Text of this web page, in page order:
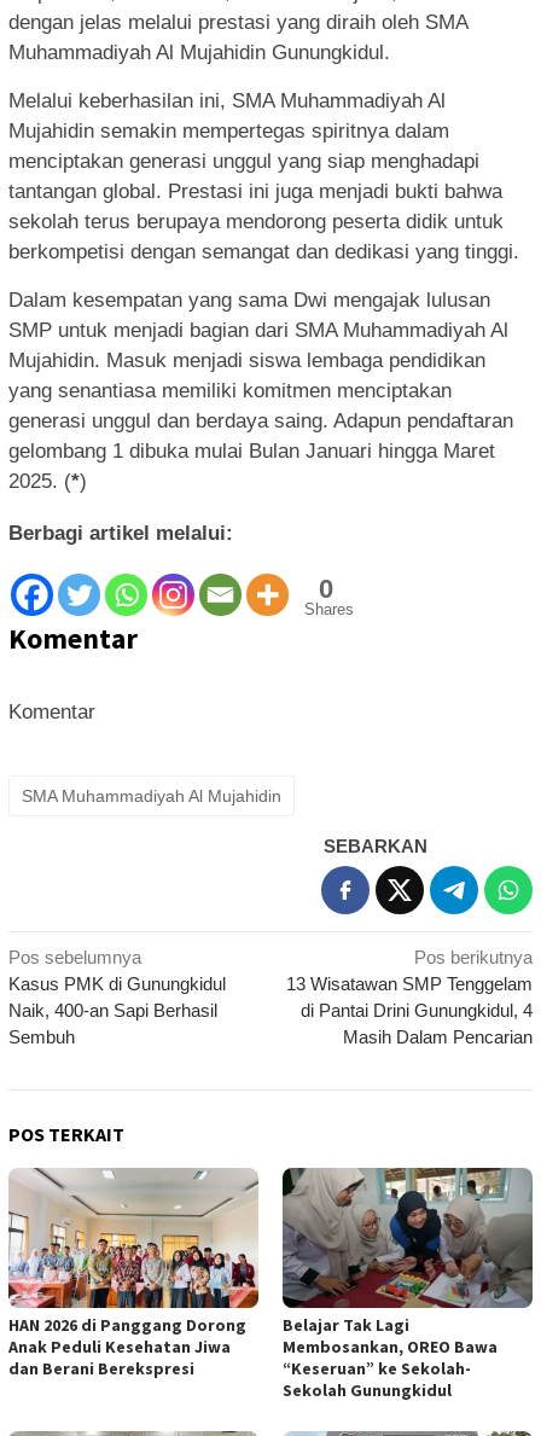
dengan jelas melalui prestasi yang diraih oleh SMA
Muhammadiyah Al Mujahidin Gunungkidul.
Melalui keberhasilan ini, SMA Muhammadiyah Al
Mujahidin semakin mempertegas spiritnya dalam
menciptakan generasi unggul yang siap menghadapi
tantangan global. Prestasi ini juga menjadi bukti bahwa
sekolah terus berupaya mendorong peserta didik untuk
berkompetisi dengan semangat dan dedikasi yang tinggi.
Dalam kesempatan yang sama Dwi mengajak lulusan
SMP untuk menjadi bagian dari SMA Muhammadiyah Al
Mujahidin. Masuk menjadi siswa lembaga pendidikan
yang senantiasa memiliki komitmen menciptakan
generasi unggul dan berdaya saing. Adapun pendaftaran
gelombang 1 dibuka mulai Bulan Januari hingga Maret
2025. (*)
Berbagi artikel melalui:
0
Shares
Komentar
Komentar
SMA Muhammadiyah Al Mujahidin
SEBARKAN
Navigasi
pos
Pos sebelumnya
Kasus PMK di Gunungkidul
Naik, 400-an Sapi Berhasil
Sembuh
Pos berikutnya
13 Wisatawan SMP Tenggelam
di Pantai Drini Gunungkidul, 4
Masih Dalam Pencarian
POS TERKAIT
HAN 2026 di Panggang Dorong
Anak Peduli Kesehatan Jiwa
dan Berani Berekspresi
Belajar Tak Lagi
Membosankan, OREO Bawa
“Keseruan” ke Sekolah-
Sekolah Gunungkidul